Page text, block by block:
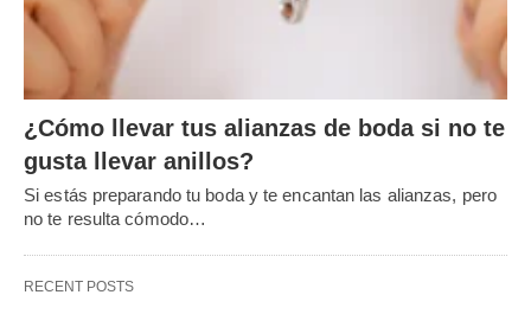
¿Cómo llevar tus alianzas de boda si no te
gusta llevar anillos?
Si estás preparando tu boda y te encantan las alianzas, pero
no te resulta cómodo…
RECENT POSTS